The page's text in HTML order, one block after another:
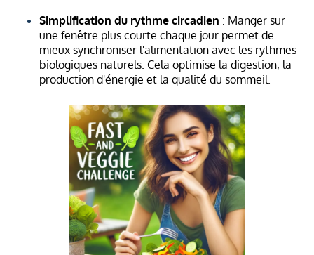
Simplification du rythme circadien : Manger sur
une fenêtre plus courte chaque jour permet de
mieux synchroniser l'alimentation avec les rythmes
biologiques naturels. Cela optimise la digestion, la
production d'énergie et la qualité du sommeil.